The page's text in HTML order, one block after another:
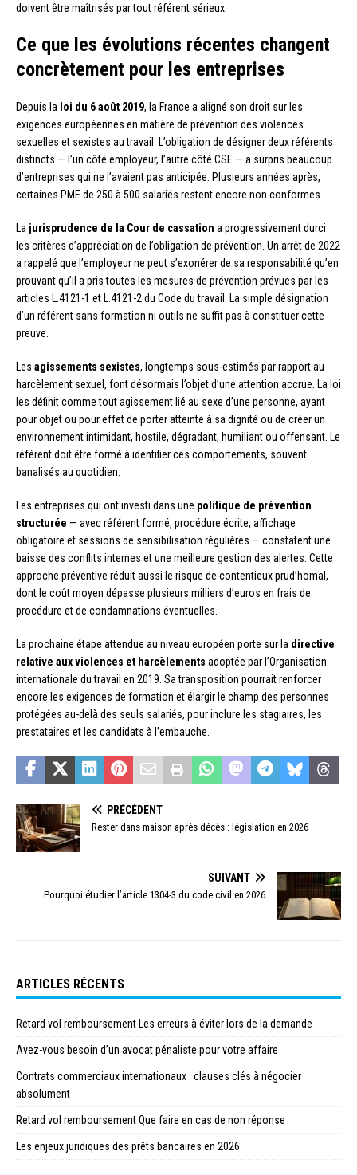
doivent être maîtrisés par tout référent sérieux.
Ce que les évolutions récentes changent
concrètement pour les entreprises
Depuis la loi du 6 août 2019, la France a aligné son droit sur les
exigences européennes en matière de prévention des violences
sexuelles et sexistes au travail. L’obligation de désigner deux référents
distincts — l’un côté employeur, l’autre côté CSE — a surpris beaucoup
d’entreprises qui ne l’avaient pas anticipée. Plusieurs années après,
certaines PME de 250 à 500 salariés restent encore non conformes.
La jurisprudence de la Cour de cassation a progressivement durci
les critères d’appréciation de l’obligation de prévention. Un arrêt de 2022
a rappelé que l’employeur ne peut s’exonérer de sa responsabilité qu’en
prouvant qu’il a pris toutes les mesures de prévention prévues par les
articles L.4121-1 et L.4121-2 du Code du travail. La simple désignation
d’un référent sans formation ni outils ne suffit pas à constituer cette
preuve.
Les agissements sexistes, longtemps sous-estimés par rapport au
harcèlement sexuel, font désormais l’objet d’une attention accrue. La loi
les définit comme tout agissement lié au sexe d’une personne, ayant
pour objet ou pour effet de porter atteinte à sa dignité ou de créer un
environnement intimidant, hostile, dégradant, humiliant ou offensant. Le
référent doit être formé à identifier ces comportements, souvent
banalisés au quotidien.
Les entreprises qui ont investi dans une politique de prévention
structurée — avec référent formé, procédure écrite, affichage
obligatoire et sessions de sensibilisation régulières — constatent une
baisse des conflits internes et une meilleure gestion des alertes. Cette
approche préventive réduit aussi le risque de contentieux prud’homal,
dont le coût moyen dépasse plusieurs milliers d’euros en frais de
procédure et de condamnations éventuelles.
La prochaine étape attendue au niveau européen porte sur la directive
relative aux violences et harcèlements adoptée par l’Organisation
internationale du travail en 2019. Sa transposition pourrait renforcer
encore les exigences de formation et élargir le champ des personnes
protégées au-delà des seuls salariés, pour inclure les stagiaires, les
prestataires et les candidats à l’embauche.
PRÉCÉDENT
Rester dans maison après décès : législation en 2026
SUIVANT
Pourquoi étudier l’article 1304-3 du code civil en 2026
ARTICLES RÉCENTS
Retard vol remboursement Les erreurs à éviter lors de la demande
Avez-vous besoin d’un avocat pénaliste pour votre affaire
Contrats commerciaux internationaux : clauses clés à négocier
absolument
Retard vol remboursement Que faire en cas de non réponse
Les enjeux juridiques des prêts bancaires en 2026